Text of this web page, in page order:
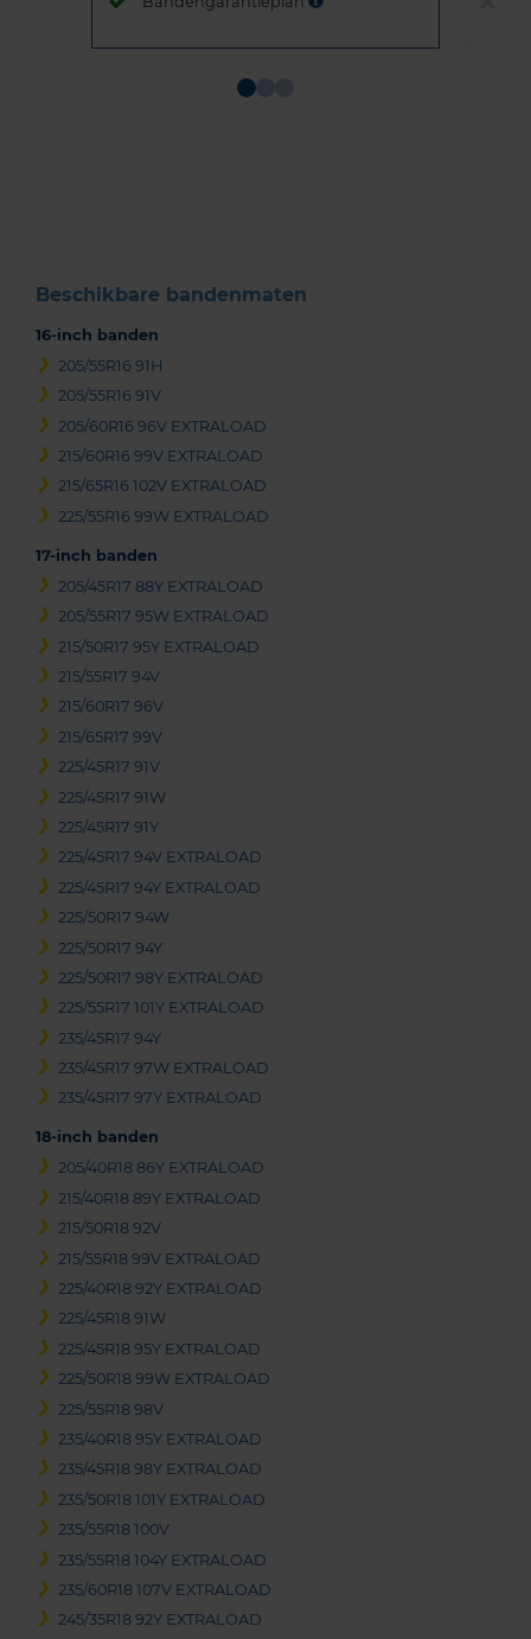
Beschikbare bandenmaten
16-inch banden
205/55R16 91H
205/55R16 91V
205/60R16 96V EXTRALOAD
215/60R16 99V EXTRALOAD
215/65R16 102V EXTRALOAD
225/55R16 99W EXTRALOAD
17-inch banden
205/45R17 88Y EXTRALOAD
205/55R17 95W EXTRALOAD
215/50R17 95Y EXTRALOAD
215/55R17 94V
215/60R17 96V
215/65R17 99V
225/45R17 91V
225/45R17 91W
225/45R17 91Y
225/45R17 94V EXTRALOAD
225/45R17 94Y EXTRALOAD
225/50R17 94W
225/50R17 94Y
225/50R17 98Y EXTRALOAD
225/55R17 101Y EXTRALOAD
235/45R17 94Y
235/45R17 97W EXTRALOAD
235/45R17 97Y EXTRALOAD
18-inch banden
205/40R18 86Y EXTRALOAD
215/40R18 89Y EXTRALOAD
215/50R18 92V
215/55R18 99V EXTRALOAD
225/40R18 92Y EXTRALOAD
225/45R18 91W
225/45R18 95Y EXTRALOAD
225/50R18 99W EXTRALOAD
225/55R18 98V
235/40R18 95Y EXTRALOAD
235/45R18 98Y EXTRALOAD
235/50R18 101Y EXTRALOAD
235/55R18 100V
235/55R18 104Y EXTRALOAD
235/60R18 107V EXTRALOAD
245/35R18 92Y EXTRALOAD